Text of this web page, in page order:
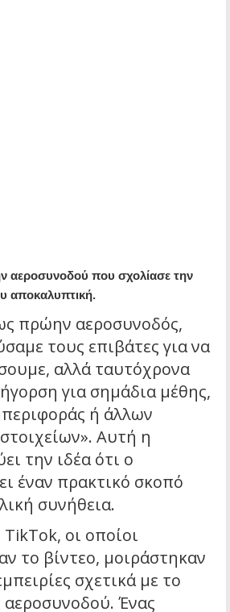
αεροσυνοδού που σχολίασε την
αποκαλυπτική.
πρώην αεροσυνοδός,
τους επιβάτες για να
αλλά ταυτόχρονα
για σημάδια μέθης,
ή άλλων
Αυτή η
την ιδέα ότι ο
έναν πρακτικό σκοπό
συνήθεια.
οι οποίοι
το βίντεο, μοιράστηκαν
σχετικά με το
αεροσυνοδού. Ένας